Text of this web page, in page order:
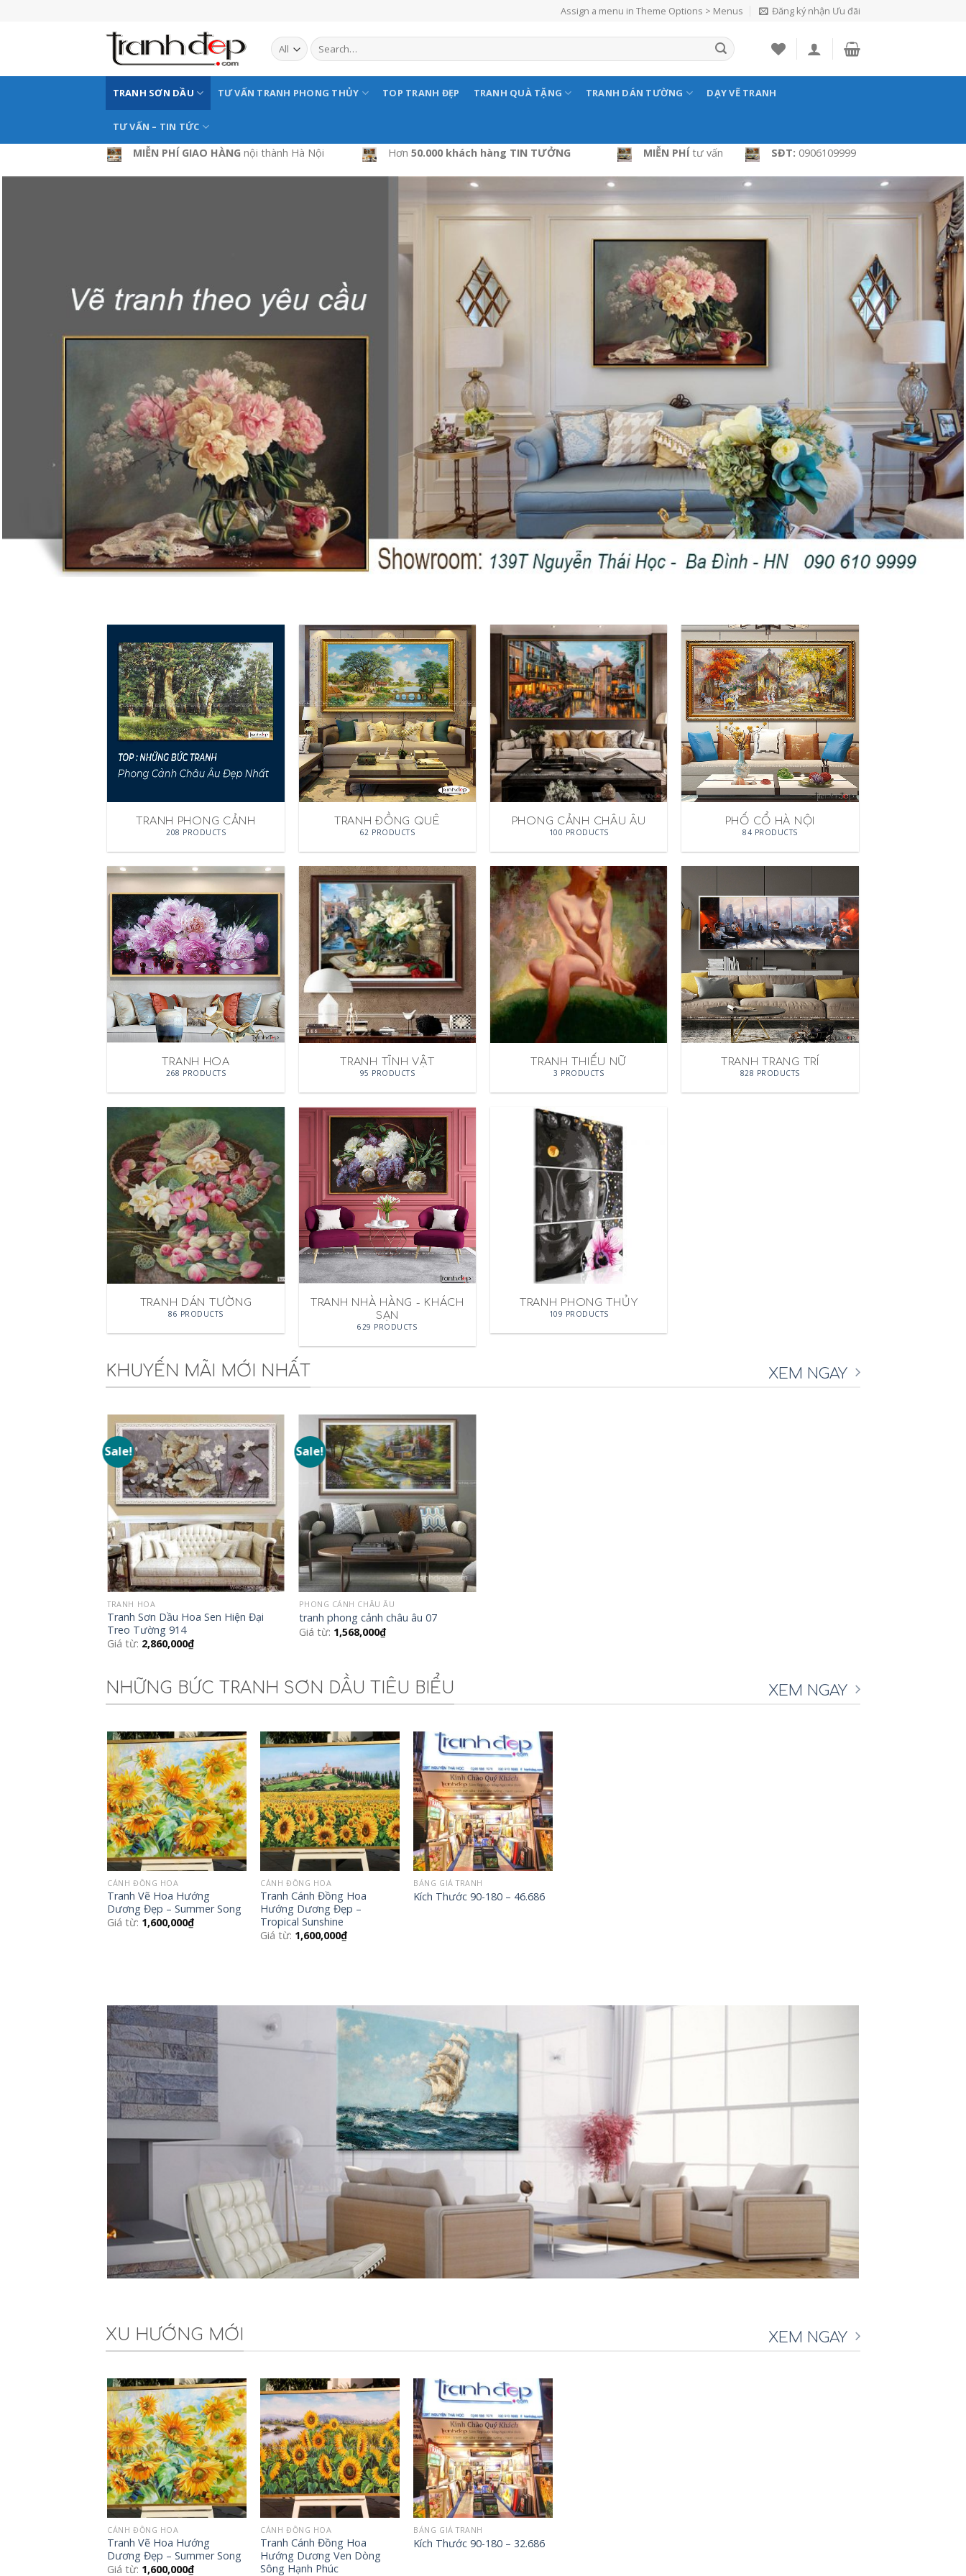
Assign a menu in Theme Options > Menus Đăng ký nhận Ưu đãi
TRANH SƠN DẦU TƯ VẤN TRANH PHONG THỦY TOP TRANH ĐẸP TRANH QUÀ TẶNG TRANH DÁN TƯỜNG DẠY VẼ TRANH
TƯ VẤN – TIN TỨC
MIỄN PHÍ GIAO HÀNG nội thành Hà Nội Hơn50.000 khách hàng TIN TƯỞNG MIỄN PHÍtư vấn SĐT: 0906109999
TRANH PHONG CẢNH
208 PRODUCTS
TRANH ĐỒNG QUÊ
62 PRODUCTS
PHONG CẢNH CHÂU ÂU
100 PRODUCTS
PHỐ CỔ HÀ NỘI
84 PRODUCTS
TRANH HOA
268 PRODUCTS
TRANH TĨNH VẬT
95 PRODUCTS
TRANH THIẾU NỮ
3 PRODUCTS
TRANH TRANG TRÍ
828 PRODUCTS
TRANH DÁN TƯỜNG
86 PRODUCTS
TRANH NHÀ HÀNG - KHÁCH
SẠN
629 PRODUCTS
TRANH PHONG THỦY
109 PRODUCTS
KHUYẾN MÃI MỚI NHẤT XEM NGAY
Sale!
Add to
Wishlist
TRANH HOA
Tranh Sơn Dầu Hoa Sen Hiện Đại
Treo Tường 914
Giá từ: 2,860,000₫
Sale!
Add to
Wishlist
PHONG CẢNH CHÂU ÂU
tranh phong cảnh châu âu 07
Giá từ: 1,568,000₫
NHỮNG BỨC TRANH SƠN DẦU TIÊU BIỂU XEM NGAY
Add to
Wishlist
CÁNH ĐỒNG HOA
Tranh Vẽ Hoa Hướng
Dương Đẹp – Summer Song
Giá từ: 1,600,000₫
Add to
Wishlist
CÁNH ĐỒNG HOA
Tranh Cánh Đồng Hoa
Hướng Dương Đẹp –
Tropical Sunshine
Giá từ: 1,600,000₫
Add to
Wishlist
BẢNG GIÁ TRANH
Kích Thước 90-180 – 46.686
XU HƯỚNG MỚI XEM NGAY
Add to
Wishlist
CÁNH ĐỒNG HOA
Tranh Vẽ Hoa Hướng
Dương Đẹp – Summer Song
Giá từ: 1,600,000₫
Add to
Wishlist
CÁNH ĐỒNG HOA
Tranh Cánh Đồng Hoa
Hướng Dương Ven Dòng
Sông Hạnh Phúc
Add to
Wishlist
BẢNG GIÁ TRANH
Kích Thước 90-180 – 32.686